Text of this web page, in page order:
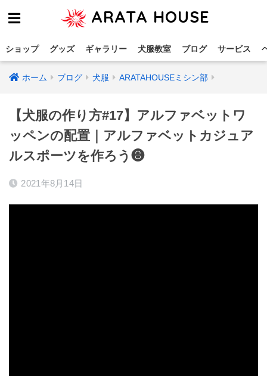
ARATA HOUSE
ショップ グッズ ギャラリー 犬服教室 ブログ サービス
ホーム ブログ 犬服 ARATAHOUSEミシン部
【犬服の作り方#17】アルファベットワ
ッペンの配置｜アルファベットカジュア
ルスポーツを作ろう❽
2021年8月14日